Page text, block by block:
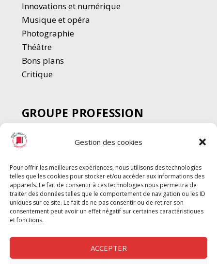
Gestion des cookies
Pour offrir les meilleures expériences, nous utilisons des technologies
telles que les cookies pour stocker et/ou accéder aux informations des
appareils. Le fait de consentir à ces technologies nous permettra de
traiter des données telles que le comportement de navigation ou les ID
uniques sur ce site. Le fait de ne pas consentir ou de retirer son
consentement peut avoir un effet négatif sur certaines caractéristiques
et fonctions.
ACCEPTER
Innovations et numérique
Musique et opéra
Photographie
Théâtre
Bons plans
Critique
GROUPE PROFESSION
SPECTACLE
Chèque Intermittents
Chèque Compta
Chèque Emploi Spectacle
G-Pods
Profession Audio-visuel